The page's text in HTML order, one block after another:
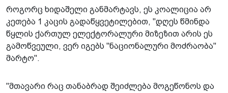
როგორც ხიდაშელი განმარტავს, ეს კოალიცია არ
კეთება 1 კაცის გადაწყვეტილებით, "დღეს წმინდა
წყლის ქართულ ელექტორალური მიზეზით არის ეს
გამოწვეული, ვერ იგებს "ნაციონალური მოძრაობა"
მარტო".
"მთავარი რაც თანაბრად შეიძლება მოგეწონოს და